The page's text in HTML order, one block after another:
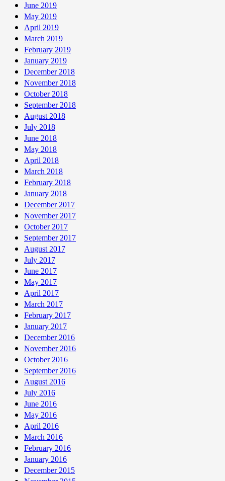
June 2019
May 2019
April 2019
March 2019
February 2019
January 2019
December 2018
November 2018
October 2018
September 2018
August 2018
July 2018
June 2018
May 2018
April 2018
March 2018
February 2018
January 2018
December 2017
November 2017
October 2017
September 2017
August 2017
July 2017
June 2017
May 2017
April 2017
March 2017
February 2017
January 2017
December 2016
November 2016
October 2016
September 2016
August 2016
July 2016
June 2016
May 2016
April 2016
March 2016
February 2016
January 2016
December 2015